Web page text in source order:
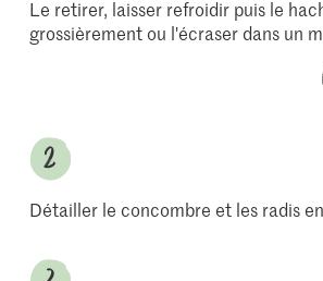
Le retirer, laisser refroidir puis le
grossièrement ou l'écraser dans un
Détailler le concombre et les radis